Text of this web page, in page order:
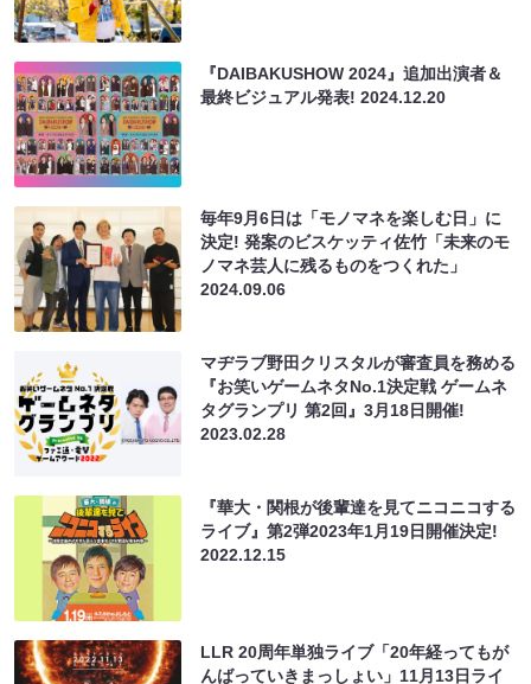
『DAIBAKUSHOW 2024』追加出演者＆
最終ビジュアル発表!2024.12.20
毎年9月6日は「モノマネを楽しむ日」に
決定! 発案のビスケッティ佐竹「未来のモ
ノマネ芸人に残るものをつくれた」
2024.09.06
マヂラブ野田クリスタルが審査員を務める
『お笑いゲームネタNo.1決定戦 ゲームネ
タグランプリ 第2回』3月18日開催!
2023.02.28
『華大・関根が後輩達を見てニコニコする
ライブ』第2弾2023年1月19日開催決定!
2022.12.15
LLR 20周年単独ライブ「20年経ってもが
んばっていきまっしょい」11月13日ライ